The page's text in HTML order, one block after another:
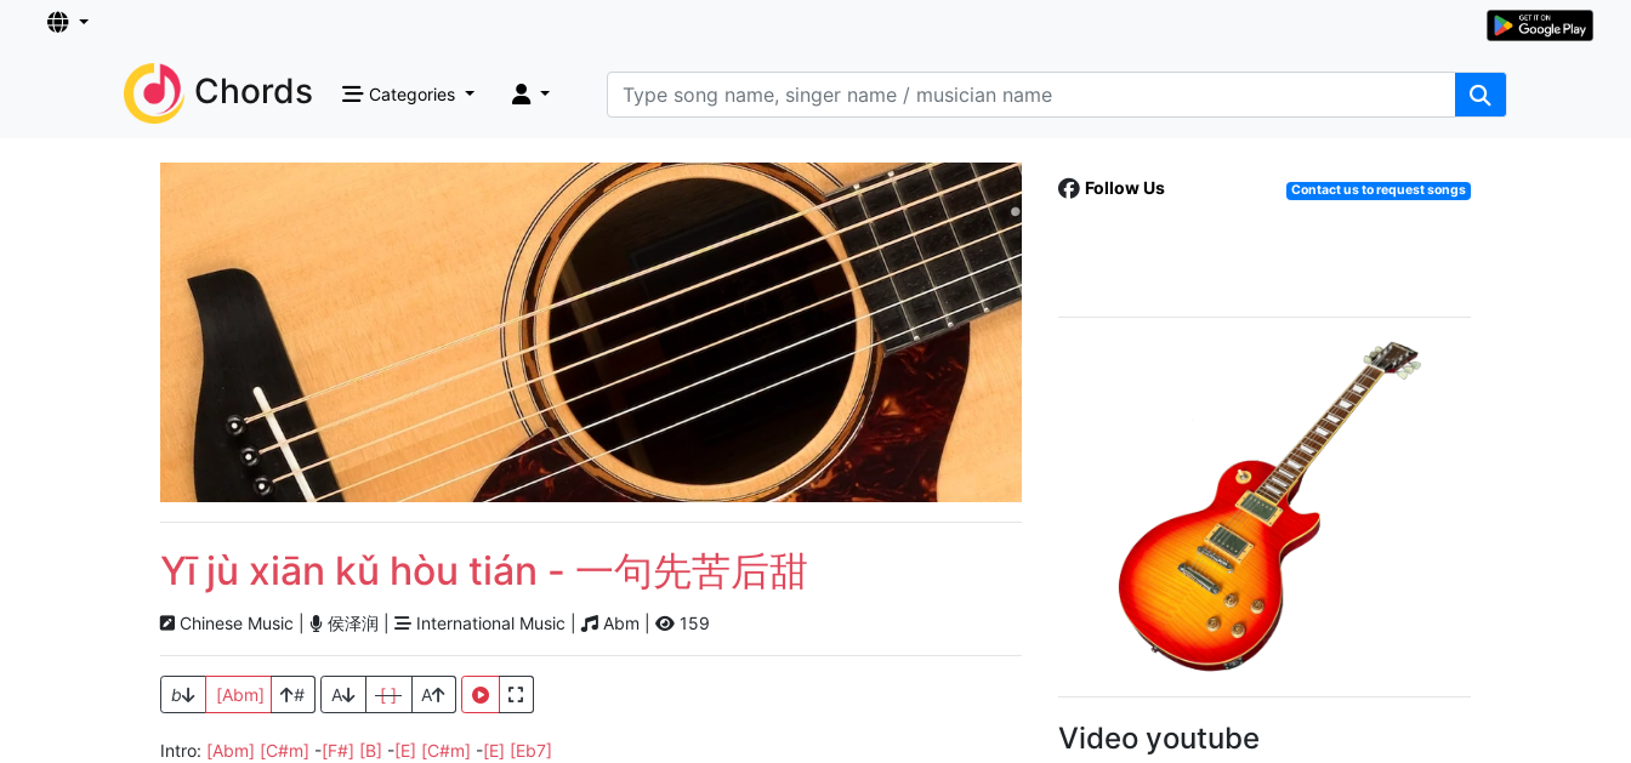
Chords Categories
Yī jù xiān kǔ hòu tián - 一句先苦后甜
Chinese Music | 侯泽润 | International Music | Abm | 159
b [Abm] # A [ ] A
Intro: [Abm] [C#m] -[F#] [B] -[E] [C#m] -[E] [Eb7]
Follow Us Contact us to request songs
Video youtube